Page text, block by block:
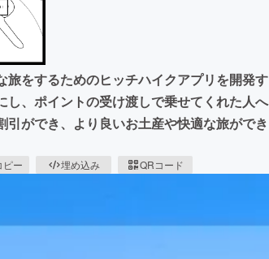
をするためのヒッチハイクアプリを開発す
、ポイントの受け渡しで乗せてくれた人へ
ができ、より良いお土産や快適な旅ができ
ピー 埋め込み QRコード